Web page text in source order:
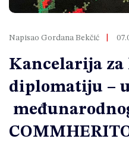
Napisao Gordana Bekčić
Kancelarija
diplomatiju –